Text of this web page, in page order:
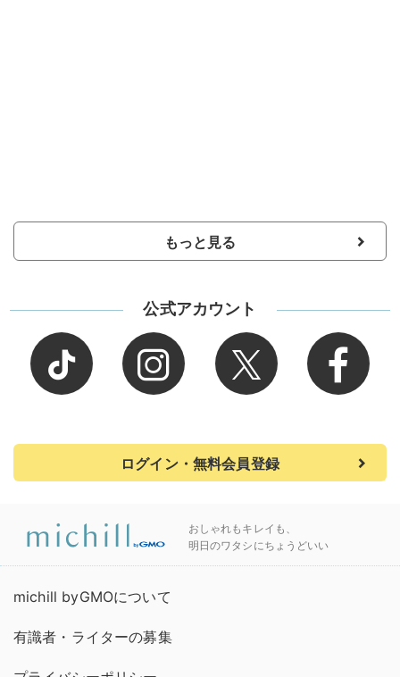
もっと見る
公式アカウント
ログイン・無料会員登録
おしゃれもキレイも、
明日のワタシにちょうどいい
michill byGMOについて
有識者・ライターの募集